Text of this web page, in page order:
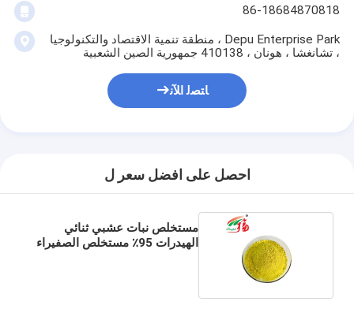
86-18684870818
Depu Enterprise Park ، منطقة تنمية الاقتصاد والتكنولوجيا
، تشانغشا ، هونان ، 410138 جمهورية الصين الشعبية
ﺎﺘﺼﻟ ﺍﻶﻧ
احصل على افضل سعر ل
مستخلص نبات عشبي ثنائي
الهيدرات 95٪ مستخلص الصفيراء